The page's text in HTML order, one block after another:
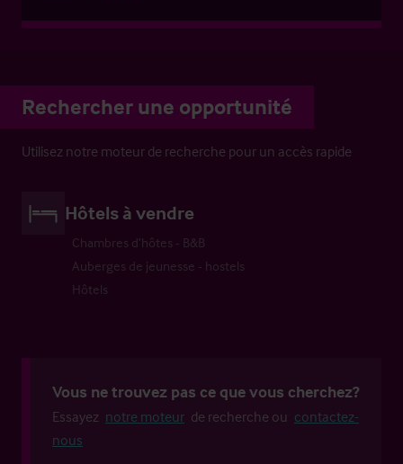
Rechercher une opportunité
Utilisez notre moteur de recherche pour un accès rapide
Hôtels à vendre
Chambres d’hôtes - B&B
Auberges de jeunesse - hostels
Hôtels
Vous ne trouvez pas ce que vous cherchez?
Essayez notre moteur de recherche ou contactez-
nous